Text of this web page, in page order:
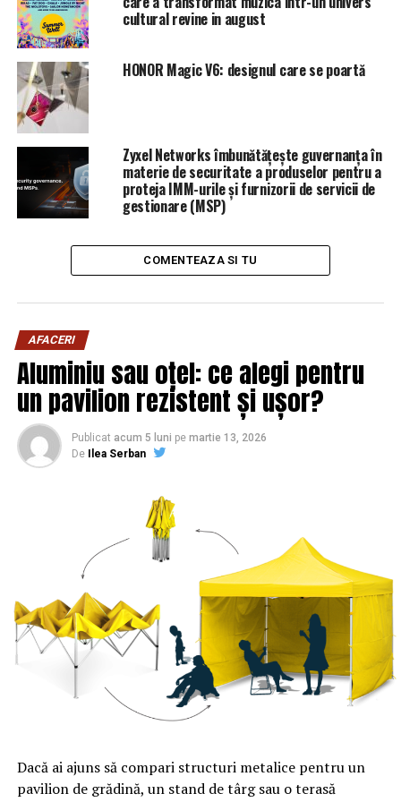
ARTICOLE PE ACEIASI TEMA: PRIMA
URMATORUL
Lovitură pentru Antena 1! Planurile care i-au fost date
peste cap de Pro TV | Sibiul de AZI
NU RATATI
EXCLUSIV! Scandal monstru în PSD! Liderul din teritoriu
care voia să fie premier și președinte de partid după CEX
| Sibiul de AZI
cultural revine in august
HONOR Magic V6: designul care se poartă
Zyxel Networks îmbunătățește guvernanța în
materie de securitate a produselor pentru a
proteja IMM-urile și furnizorii de servicii de
gestionare (MSP)
COMENTEAZA SI TU
AFACERI
Aluminiu sau oțel: ce alegi pentru
un pavilion rezistent și ușor?
Publicat acum 5 luni pe martie 13, 2026
De
Ilea Serban
Dacă ai ajuns să compari structuri metalice pentru un
pavilion de grădină, un stand de târg sau o terasă